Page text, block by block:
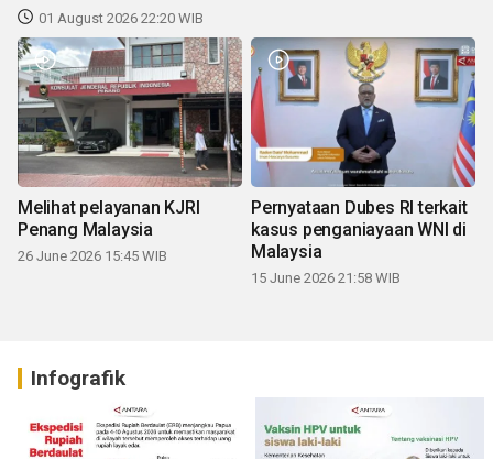
01 August 2026 22:20 WIB
Melihat pelayanan KJRI
Penang Malaysia
26 June 2026 15:45 WIB
Pernyataan Dubes RI terkait
kasus penganiayaan WNI di
Malaysia
15 June 2026 21:58 WIB
Infografik